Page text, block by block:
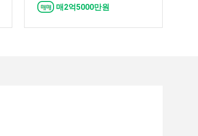
매2억5000만원